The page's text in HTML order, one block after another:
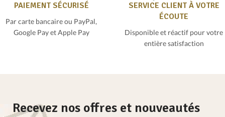
PAIEMENT SÉCURISÉ
Par carte bancaire ou PayPal,
Google Pay et Apple Pay
SERVICE CLIENT À VOTRE
ÉCOUTE
Disponible et réactif pour votre
entière satisfaction
Recevez nos offres et nouveautés